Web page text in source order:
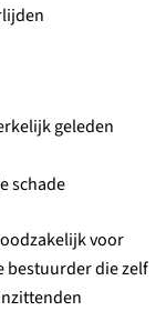
geleden
schade
voor
bestuurder die zelf